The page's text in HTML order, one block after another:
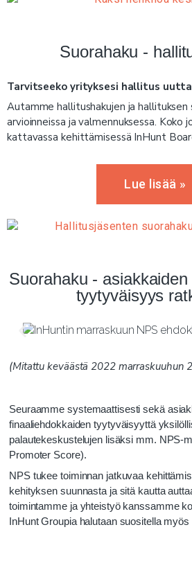
Suorahaku -
Tarvitseeko yrityksesi hallitus
Autamme hallitushakujen ja hallituksen
arvioinneissa ja valmennuksessa. Koko
kattavassa kehittämisessä InHunt
Lue lisää »
Suorahaku -
tyytyväisyys
(Mitattu keväästä 2022 marraskuuhun
Seuraamme systemaattisesti sekä
finaaliehdokkaiden tyytyväisyyttä
palautekeskustelujen lisäksi mm. NPS-
Promoter Score).
NPS tukee toiminnan jatkuvaa
kehityksen suunnasta ja sitä kautta
toimintamme ja yhteistyö kanssamme
InHunt Groupia halutaan suositella myös